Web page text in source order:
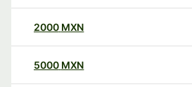
2000 MXN
5000 MXN